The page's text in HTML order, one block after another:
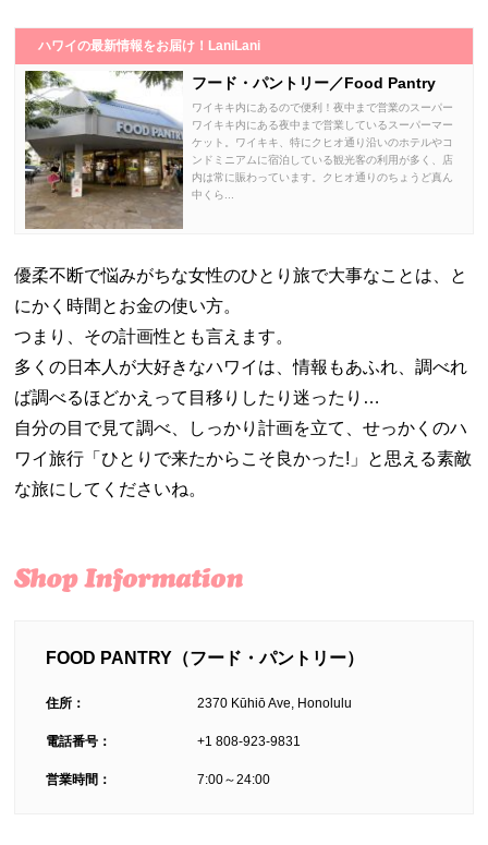
ハワイの最新情報をお届け！LaniLani
フード・パントリー／Food Pantry
ワイキキ内にあるので便利！夜中まで営業のスーパー
ワイキキ内にある夜中まで営業しているスーパーマー
ケット。ワイキキ、特にクヒオ通り沿いのホテルやコ
ンドミニアムに宿泊している観光客の利用が多く、店
内は常に賑わっています。クヒオ通りのちょうど真ん
中くら...
優柔不断で悩みがちな女性のひとり旅で大事なことは、と
にかく時間とお金の使い方。
つまり、その計画性とも言えます。
多くの日本人が大好きなハワイは、情報もあふれ、調べれ
ば調べるほどかえって目移りしたり迷ったり…
自分の目で見て調べ、しっかり計画を立て、せっかくのハ
ワイ旅行「ひとりで来たからこそ良かった!」と思える素敵
な旅にしてくださいね。
FOOD PANTRY（フード・パントリー）
住所： 2370 Kūhiō Ave, Honolulu
電話番号： +1 808-923-9831
営業時間： 7:00～24:00